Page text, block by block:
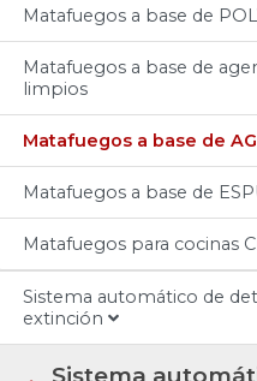
Matafuegos a base de
Matafuegos a base de
limpios
Matafuegos a base de
Matafuegos a base de
Matafuegos para cocinas
Sistema automático de
extinción